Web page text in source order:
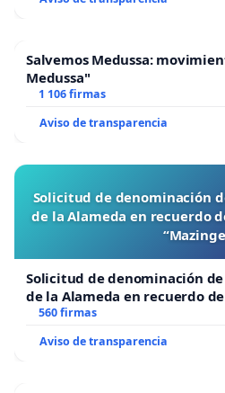
Salvemos Medussa:
Medussa"
1 106 firmas
Aviso de transparencia
Solicitud de denominación
de la Alameda en recuerdo
Solicitud de denominación
de la Alameda en recuerdo
“Mazinger”
560 firmas
Aviso de transparencia